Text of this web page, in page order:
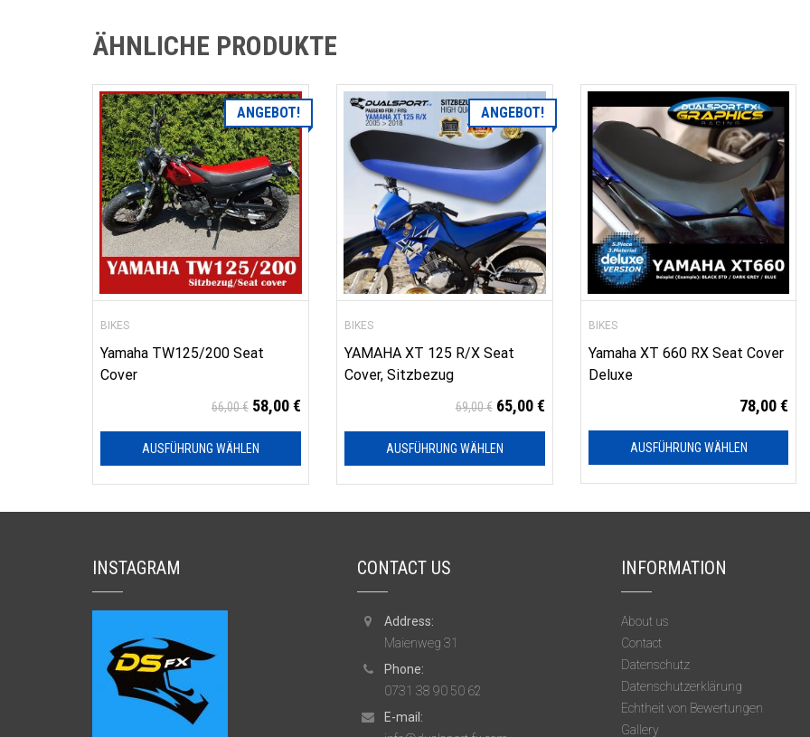
ÄHNLICHE PRODUKTE
ANGEBOT!
BIKES
Yamaha TW125/200 Seat
Cover
66,00€ 58,00€
AUSFÜHRUNG WÄHLEN
ANGEBOT!
BIKES
YAMAHA XT 125 R/X Seat
Cover, Sitzbezug
69,00€ 65,00€
AUSFÜHRUNG WÄHLEN
BIKES
Yamaha XT 660 RX Seat Cover
Deluxe
78,00€
AUSFÜHRUNG WÄHLEN
INSTAGRAM CONTACT US
Address:
Maienweg 31
Phone:
0731 38 90 50 62
E-mail:
INFORMATION
About us
Contact
Datenschutz
Datenschutzerklärung
Echtheit von Bewertungen
Gallery